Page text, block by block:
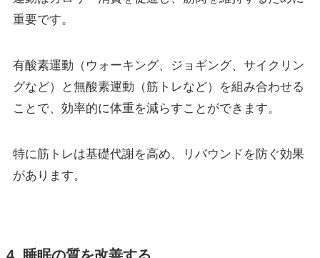
重要です。
有酸素運動（ウォーキング、ジョギング、サイクリン
グなど）と無酸素運動（筋トレなど）を組み合わせる
ことで、効率的に体重を減らすことができます。
特に筋トレは基礎代謝を高め、リバウンドを防ぐ効果
があります。